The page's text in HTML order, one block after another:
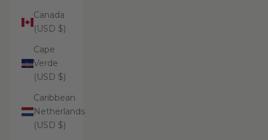
Canada
(USD $)
Cape
Verde
(USD $)
Caribbean
Netherlands
(USD $)